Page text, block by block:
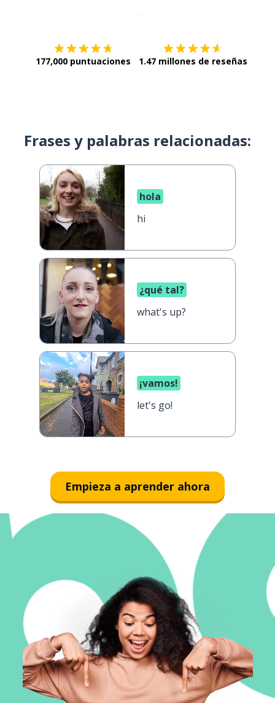
177,000 puntuaciones 1.47 millones de reseñas
Frases y palabras relacionadas:
hola
hi
¿qué tal?
what's up?
¡vamos!
let's go!
Empieza a aprender ahora